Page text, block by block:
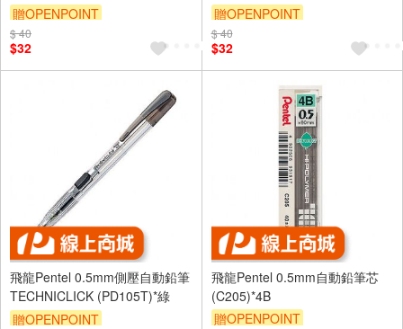
贈OPENPOINT
$ 40
$32
贈OPENPOINT
$ 40
$32
飛龍Pentel 0.5mm側壓自動鉛筆
TECHNICLICK (PD105T)*綠
贈OPENPOINT
飛龍Pentel 0.5mm自動鉛筆芯
(C205)*4B
贈OPENPOINT